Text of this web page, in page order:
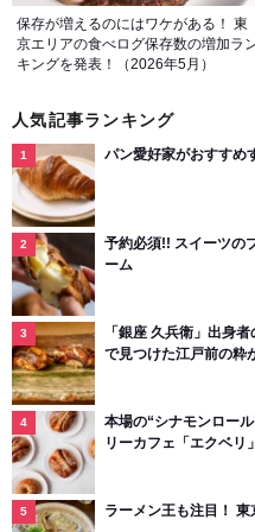
保存が増えるのにはワケがある！ 東
京エリアの食べログ保存数の増加ラ
キングを発表！（2026年5月）
人気記事ランキング
パン愛好家がおすすめ
予約必須!! スイーツの
ーム
「銀座 久兵衛」出身
で見つけた江戸前の粋
本場の“シナモンロー
リーカフェ「エクベリ
ラーメン王も注目！